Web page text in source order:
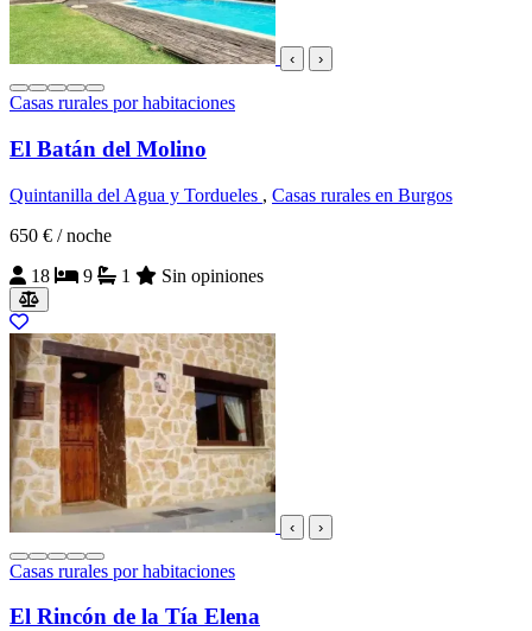
‹ ›
Casas rurales por habitaciones
El Batán del Molino
Quintanilla del Agua y Tordueles , Casas rurales en Burgos
650 € / noche
18
9 1 Sin opiniones
‹ ›
Casas rurales por habitaciones
El Rincón de la Tía Elena